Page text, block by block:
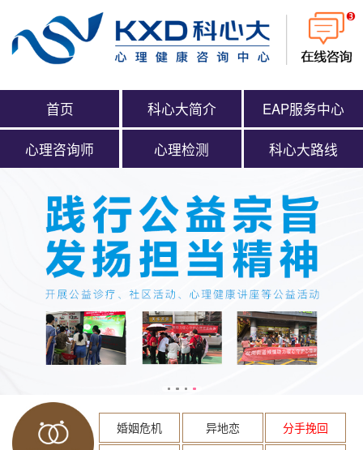
首页 科心大简介 EAP服务中心
心理咨询师 心理检测 科心大路线
婚姻危机 异地恋
分手挽回